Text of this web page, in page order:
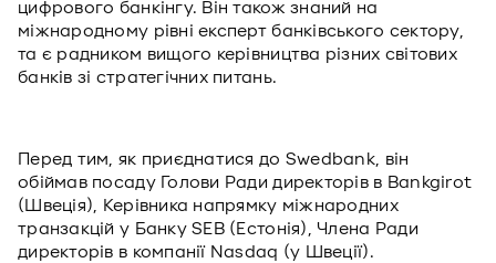
цифрового банкінгу. Він також знаний на
міжнародному рівні експерт банківського сектору,
та є радником вищого керівництва різних світових
банків зі стратегічних питань.
Перед тим, як приєднатися до Swedbank, він
обіймав посаду Голови Ради директорів в Bankgirot
(Швеція), Керівника напрямку міжнародних
транзакцій у Банку SEB (Естонія), Члена Ради
директорів в компанії Nasdaq (у Швеції).